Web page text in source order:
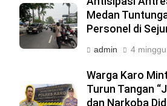
Medan
Personel di
admin 4
Warga Karo
Turun Tangan
dan Narkoba